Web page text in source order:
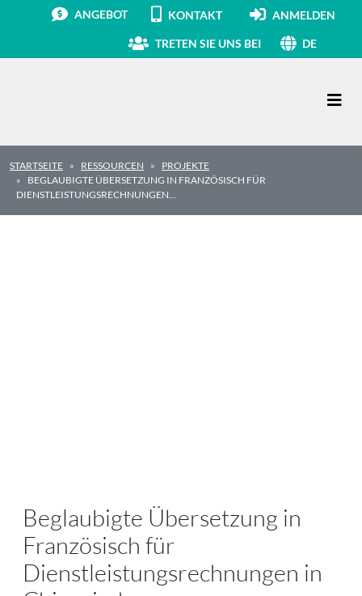
ANGEBOT KONTAKT ANMELDEN
TRETEN SIE UNS BEI DE
STARTSEITE RESSOURCEN
PROJEKTE
BEGLAUBIGTE ÜBERSETZUNG IN FRANZÖSISCH FÜR
DIENSTLEISTUNGSRECHNUNGEN…
Beglaubigte Übersetzung in
Französisch für
Dienstleistungsrechnungen in